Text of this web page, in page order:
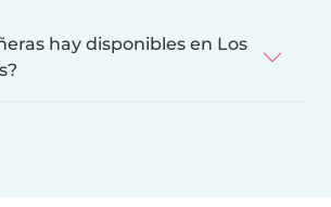
hay disponibles en Los